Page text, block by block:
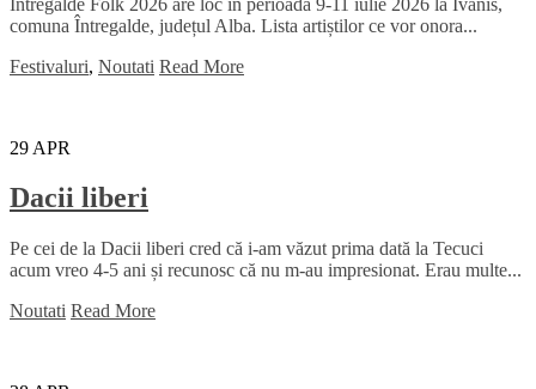
comuna Întregalde, județul Alba. Lista artiștilor ce vor onora...
Festivaluri, Noutati Read More
29 APR
Dacii liberi
Pe cei de la Dacii liberi cred că i-am văzut prima dată la Tecuci
acum vreo 4-5 ani și recunosc că nu m-au impresionat. Erau multe...
Noutati Read More